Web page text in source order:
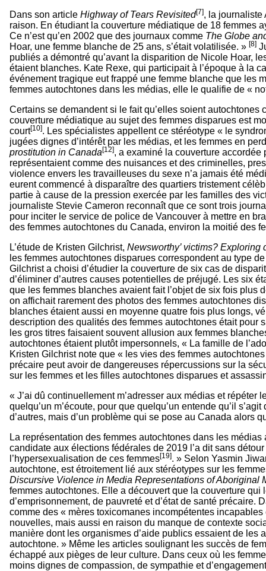
Dans son article Highway of Tears Revisited[7], la journaliste
raison. En étudiant la couverture médiatique de 18 femmes
Ce n’est qu’en 2002 que des journaux comme The Globe
Hoar, une femme blanche de 25 ans, s’était volatilisée. » [8]
publiés a démontré qu’avant la disparition de Nicole Hoar,
étaient blanches. Kate Rexe, qui participait à l’époque à la
événement tragique eut frappé une femme blanche que les
femmes autochtones dans les médias, elle le qualifie de «
Certains se demandent si le fait qu’elles soient
couverture médiatique au sujet des femmes disparues est
court[10]. Les spécialistes appellent ce stéréotype « le
jugées dignes d’intérêt par les médias, et les femmes en
prostitution in Canada[12], a examiné la couverture accordée
représentaient comme des nuisances et des criminelles,
violence envers les travailleuses du sexe n’a jamais été
eurent commencé à disparaître des quartiers tristement
partie à cause de la pression exercée par les familles des
journaliste Stevie Cameron reconnaît que ce sont trois
pour inciter le service de police de Vancouver à mettre en
des femmes autochtones du Canada, environ la moitié des
L’étude de Kristen Gilchrist, Newsworthy’ victims?
les femmes autochtones disparues correspondent au type
Gilchrist a choisi d’étudier la couverture de six cas de
d’éliminer d’autres causes potentielles de préjugé. Les six
que les femmes blanches avaient fait l’objet de six fois
on affichait rarement des photos des femmes autochtones
blanches étaient aussi en moyenne quatre fois plus longs,
description des qualités des femmes autochtones était pour
les gros titres faisaient souvent allusion aux femmes
autochtones étaient plutôt impersonnels, « La famille de
Kristen Gilchrist note que « les vies des femmes
précaire peut avoir de dangereuses répercussions sur la
sur les femmes et les filles autochtones disparues et
« J’ai dû continuellement m’adresser aux médias et
quelqu’un m’écoute, pour que quelqu’un entende qu’il
d’autres, mais d’un problème qui se pose au Canada alors
La représentation des femmes autochtones dans les
candidate aux élections fédérales de 2019 l’a dit sans
l’hypersexualisation de ces femmes[19]. » Selon Yasmin
autochtone, est étroitement lié aux stéréotypes sur les
Discursive Violence in Media Representations of Aboriginal
femmes autochtones. Elle a découvert que la couverture
d’emprisonnement, de pauvreté et d’état de santé
comme des « mères toxicomanes incompétentes
nouvelles, mais aussi en raison du manque de contexte
manière dont les organismes d’aide publics essaient de
autochtone. » Même les articles soulignant les succès de
échappé aux pièges de leur culture. Dans ceux où les
moins dignes de compassion, de sympathie et